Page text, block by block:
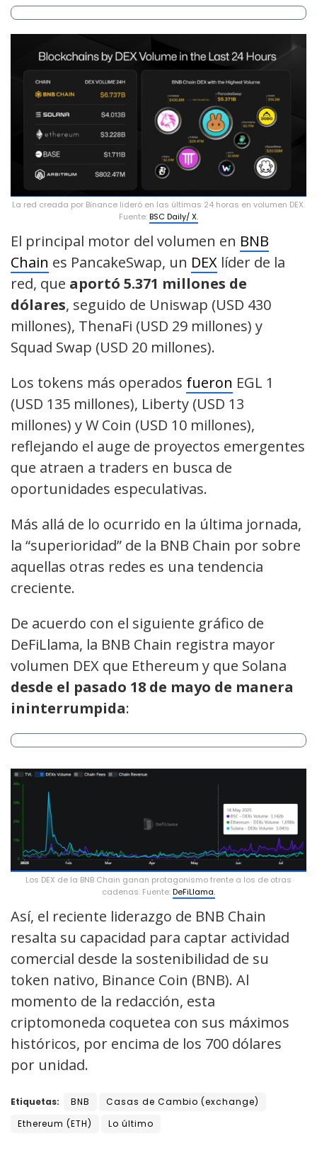
La red creada por Binance lideró en las últimas 24 horas en volumen DEX.
Fuente:BSC Daily/ X.
El principal motor del volumen en BNB
Chain es PancakeSwap, un DEX líder de la
red, que aportó 5.371 millones de
dólares, seguido de Uniswap (USD 430
millones), ThenaFi (USD 29 millones) y
Squad Swap (USD 20 millones).
Los tokens más operados fueron EGL 1
(USD 135 millones), Liberty (USD 13
millones) y W Coin (USD 10 millones),
reflejando el auge de proyectos emergentes
que atraen a traders en busca de
oportunidades especulativas.
Más allá de lo ocurrido en la última jornada,
la “superioridad” de la BNB Chain por sobre
aquellas otras redes es una tendencia
creciente.
De acuerdo con el siguiente gráfico de
DeFiLlama, la BNB Chain registra mayor
volumen DEX que Ethereum y que Solana
desde el pasado 18 de mayo de manera
ininterrumpida:
Los DEX de la BNB Chain ganan protagonismo frente a los de otras
cadenas. Fuente:DeFiLlama.
Así, el reciente liderazgo de BNB Chain
resalta su capacidad para captar actividad
comercial desde la sostenibilidad de su
token nativo, Binance Coin (BNB). Al
momento de la redacción, esta
criptomoneda coquetea con sus máximos
históricos, por encima de los 700 dólares
por unidad.
Etiquetas: BNB
Casas de Cambio (exchange)
Ethereum (ETH)
Lo último